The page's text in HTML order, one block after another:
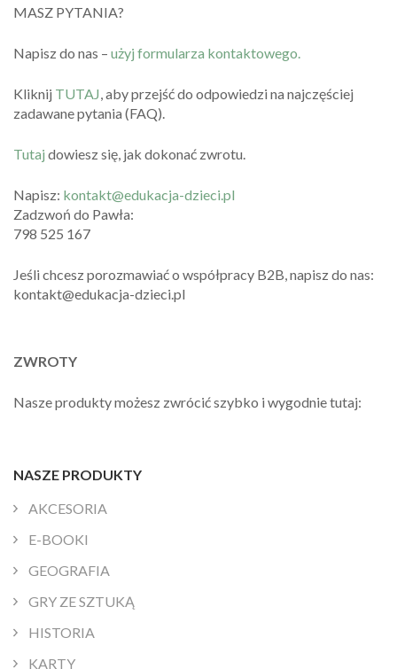
MASZ PYTANIA?
Napisz do nas – użyj formularza kontaktowego.
Kliknij TUTAJ, aby przejść do odpowiedzi na najczęściej
zadawane pytania (FAQ).
Tutaj dowiesz się, jak dokonać zwrotu.
Napisz: kontakt@edukacja-dzieci.pl
Zadzwoń do Pawła:
798 525 167
Jeśli chcesz porozmawiać o współpracy B2B, napisz do nas:
kontakt@edukacja-dzieci.pl
ZWROTY
Nasze produkty możesz zwrócić szybko i wygodnie tutaj:
NASZE PRODUKTY
AKCESORIA
E-BOOKI
GEOGRAFIA
GRY ZE SZTUKĄ
HISTORIA
KARTY